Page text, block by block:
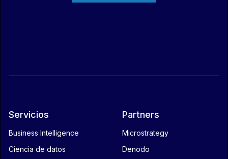
Servicios
Business Intelligence
Ciencia de datos
Partners
Microstrategy
Denodo